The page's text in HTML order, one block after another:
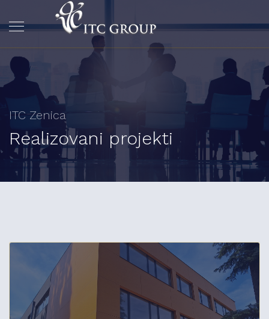
ITC Zenica
Realizovani projekti